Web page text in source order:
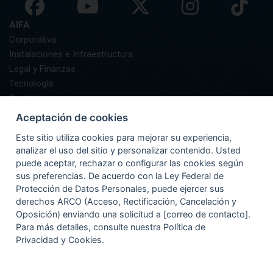
AIFA
Corporativo
Instalaciones e Infraestructura
Legal y Finanzas
Tecnología
Contacto
AIFA Informa
GUÍA DEL PASAJERO
Preguntas Frecuentes
Asistencia
Documentación y Equipaje
Información
Recomendaciones
Aceptación de cookies
Este sitio utiliza cookies para mejorar su experiencia,
analizar el uso del sitio y personalizar contenido. Usted
puede aceptar, rechazar o configurar las cookies según
sus preferencias. De acuerdo con la Ley Federal de
Protección de Datos Personales, puede ejercer sus
derechos ARCO (Acceso, Rectificación, Cancelación y
Oposición) enviando una solicitud a [correo de contacto].
Para más detalles, consulte nuestra Política de
Privacidad y Cookies.